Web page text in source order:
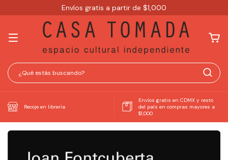
Envíos gratis a partir de $1,000
Recoje en librería
Envíos gratis en CDMX y resto
del país en compras mayores a
$1,000